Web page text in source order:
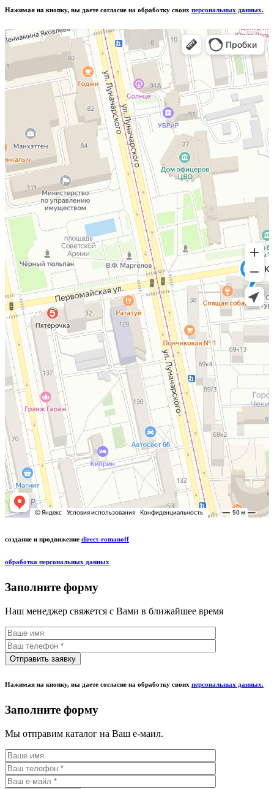
Нажимая на кнопку, вы даете согласие на обработку своих персональных данных.
создание и продвижение direct-romanoff
обработка персональных данных
Заполните форму
Наш менеджер свяжется с Вами в ближайшее время
Нажимая на кнопку, вы даете согласие на обработку своих персональных данных.
Заполните форму
Мы отправим каталог на Ваш е-маил.